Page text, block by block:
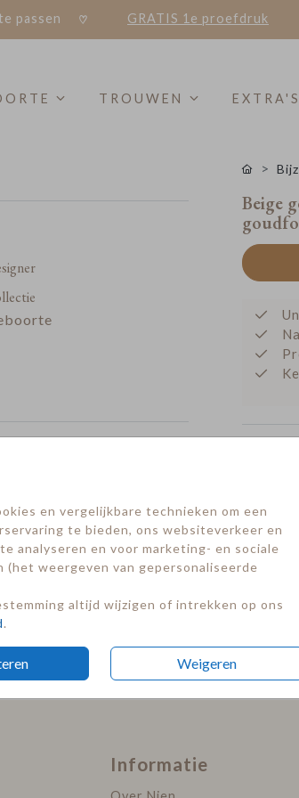
passen GRATIS 1e proefdruk
TROUWEN EXTRA'S
en vergelijkbare technieken om een
te bieden, ons websiteverkeer en
analyseren en voor marketing- en sociale
(het weergeven van gepersonaliseerde
altijd wijzigen of intrekken op ons
.
Weigeren
Beige
Informatie